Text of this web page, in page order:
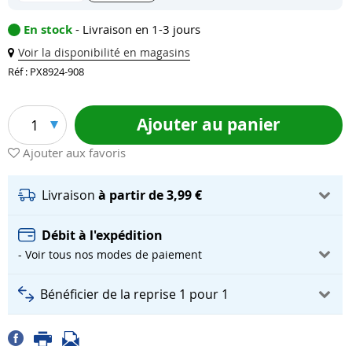
En stock - Livraison en 1-3 jours
Voir la disponibilité en magasins
Réf : PX8924-908
1 Ajouter au panier
Ajouter aux favoris
Livraison à partir de 3,99 €
Débit à l'expédition
- Voir tous nos modes de paiement
Bénéficier de la reprise 1 pour 1